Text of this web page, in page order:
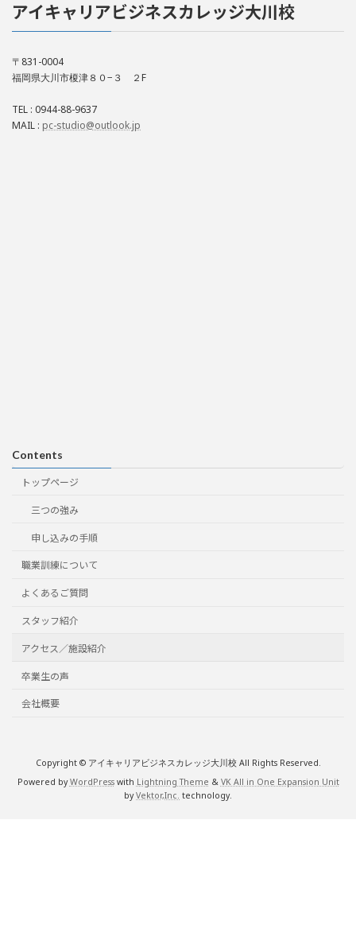
アイキャリアビジネスカレッジ大川校
〒831-0004
福岡県大川市榎津８０−３ ２F
TEL : 0944-88-9637
MAIL : pc-studio@outlook.jp
Contents
トップページ
三つの強み
申し込みの手順
職業訓練について
よくあるご質問
スタッフ紹介
アクセス／施設紹介
卒業生の声
会社概要
Copyright © アイキャリアビジネスカレッジ大川校 All Rights Reserved.
Powered byWordPresswith Lightning Theme & VK All in One Expansion Unit
byVektor,Inc. technology.